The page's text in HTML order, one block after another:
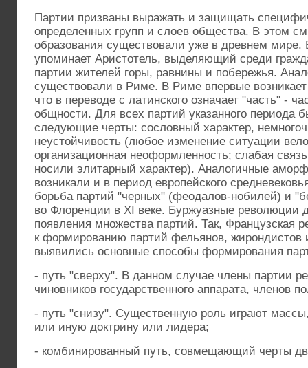
Партии призваны выражать и защищать
определенных групп и слоев общества. В этом
образования существовали уже в древнем мире.
упоминает Аристотель, выделяющий среди
партии жителей горы, равнины и побережья.
существовали в Риме. В Риме впервые
что в переводе с латинского означает "часть" -
общности. Для всех партий указанного периода
следующие черты: сословный характер,
неустойчивость (любое изменение ситуации
организационная неоформленность; слабая
носили элитарный характер). Аналогичные
возникали и в период европейского
борьба партий "черных" (феодалов-нобилей) и
во Флоренции в ХI веке. Буржуазные революции
появления множества партий. Так, Французская
к формированию партий фельянов, жирондистов
выявились основные способы формирования
- путь "сверху". В данном случае члены партии
чиновников государственного аппарата, членов
- путь "снизу". Существенную роль играют
или иную доктрину или лидера;
- комбинированный путь, совмещающий черты